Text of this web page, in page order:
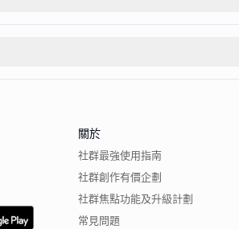
關於
社群最強使用指南
社群創作有價企劃
社群焦點功能及升級計劃
常見問題